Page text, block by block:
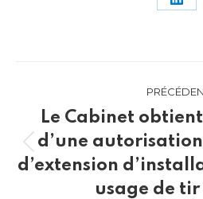
article
Le Cabinet
d’une
d’extension
usage de